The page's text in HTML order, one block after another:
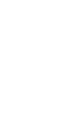
uri, Placi